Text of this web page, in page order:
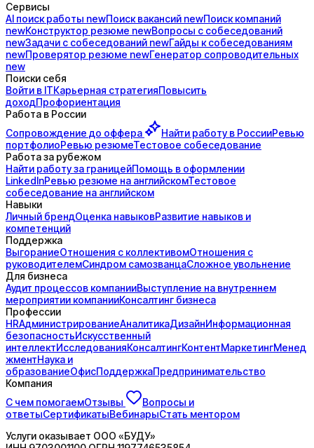
Сервисы
AI поискработы newПоисквакансий newПоисккомпаний
newКонструктор резюме newВопросы с собеседований
newЗадачи с собеседований newГайды ксобеседованиям
newПроверятор резюме newГенератор сопроводительных
new
Поиски себя
Войти в ITКарьерная стратегияПовысить
доходПрофориентация
Работа в России
Сопровождение до оффера Найти работу в РоссииРевью
портфолиоРевью резюмеТестовое собеседование
Работа за рубежом
Найти работу за границейПомощь в оформлении
LinkedInРевью резюме на английскомТестовое
собеседование на английском
Навыки
Личный брендОценка навыковРазвитие навыков и
компетенций
Поддержка
ВыгораниеОтношения с коллективомОтношения с
руководителемСиндром самозванцаСложное увольнение
Для бизнеса
Аудит процессов компанииВыступление на внутреннем
мероприятии компанииКонсалтинг бизнеса
Профессии
HRАдминистрированиеАналитикаДизайнИнформационная
безопасностьИскусственный
интеллектИсследованияКонсалтингКонтентМаркетингМенед
жментНаука и
образованиеОфисПоддержкаПредпринимательство
Компания
С чем помогаемОтзывы
Вопросы и
ответыСертификатыВебинарыСтать ментором
Услуги оказывает ООО «БУДУ»